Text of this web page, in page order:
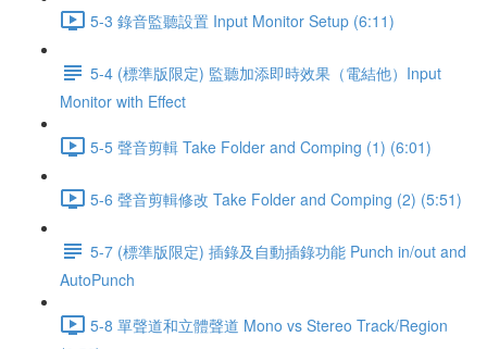
5-3 錄音監聽設置 Input Monitor Setup (6:11)
5-4 (標準版限定) 監聽加添即時效果（電結他）Input
Monitor with Effect
5-5 聲音剪輯 Take Folder and Comping (1) (6:01)
5-6 聲音剪輯修改 Take Folder and Comping (2) (5:51)
5-7 (標準版限定) 插錄及自動插錄功能 Punch in/out and
AutoPunch
5-8 單聲道和立體聲道 Mono vs Stereo Track/Region